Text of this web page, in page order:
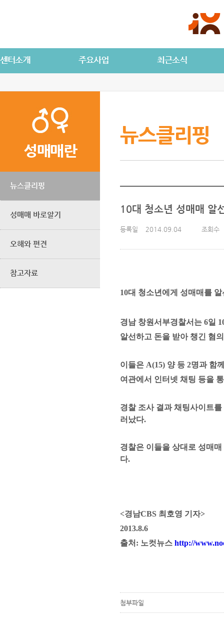
성매매란
뉴스클리핑
성매매 바로알기
오해와 편견
참고자료
뉴스클리핑
10대 청소년 성매매 알
등록일 2014.09.04 조회수
10대 청소년에게 성매매를
경남 창원서부경찰서는 6일
알선하고 돈을 받아 챙긴 혐
이들은 A(15) 양 등 2명과 함
여관에서 인터넷 채팅 등을
경찰 조사 결과 채팅사이트
러났다.
경찰은 이들을 상대로 성매
다.
<경남CBS 최호영 기자>
2013.8.6
출처: 노컷뉴스 http://
첨부파일